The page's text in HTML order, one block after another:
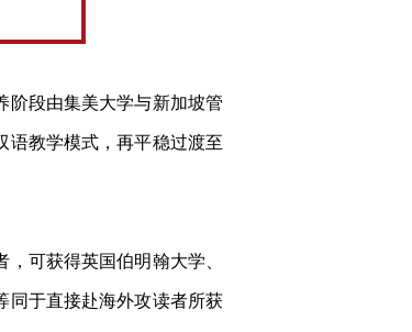
阶段由集美大学与新加坡管
语教学模式，再平稳过渡至
可获得英国伯明翰大学、
同于直接赴海外攻读者所获